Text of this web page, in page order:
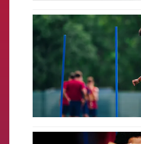
FCB Barcelona badge
FCB Barcelona badge